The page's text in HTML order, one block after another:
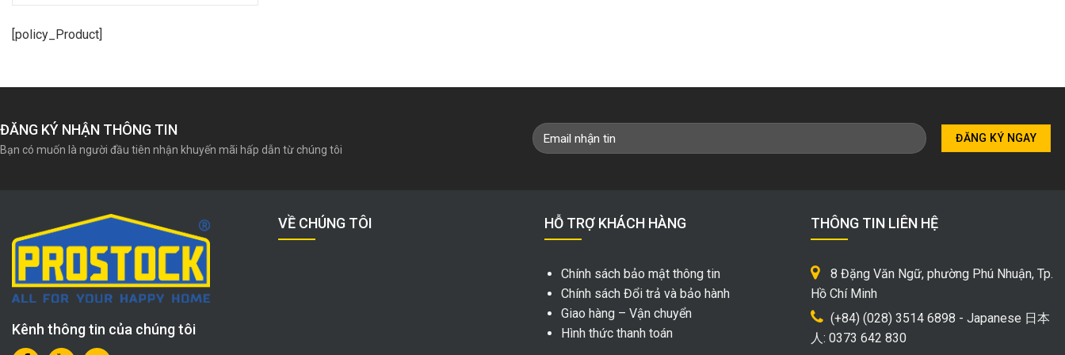
[policy_Product]
ĐĂNG KÝ NHẬN THÔNG TIN
Bạn có muốn là người đầu tiên nhận khuyến mãi hấp dẫn từ chúng tôi
Kênh thông tin của chúng tôi
VỀ CHÚNG TÔI HỖ TRỢ KHÁCH HÀNG
Chính sách bảo mật thông tin
Chính sách Đổi trả và bảo hành
Giao hàng – Vận chuyển
Hình thức thanh toán
THÔNG TIN LIÊN HỆ
8 Đặng Văn Ngữ, phường Phú Nhuận, Tp.
Hồ Chí Minh
(+84) (028) 3514 6898 - Japanese 日本
人: 0373 642 830